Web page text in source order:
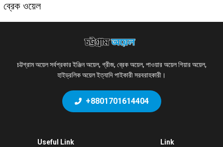
ব্রেক ওয়েল
চট্টগ্রাম অয়েল সর্বপ্রকার ইঞ্জিন অয়েল, গ্রীজ, ব্রেক অয়েল, পাওয়ার অয়েল গিয়ার অয়েল,
হাইড্রলিক অয়েল ইত্যাদি পাইকারী সরবরাহকারী।
+8801701614404
Useful Link Link